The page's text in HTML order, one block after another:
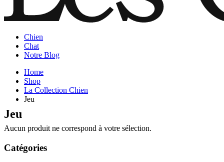
Chien
Chat
Notre Blog
Home
Shop
La Collection Chien
Jeu
Jeu
Aucun produit ne correspond à votre sélection.
Catégories